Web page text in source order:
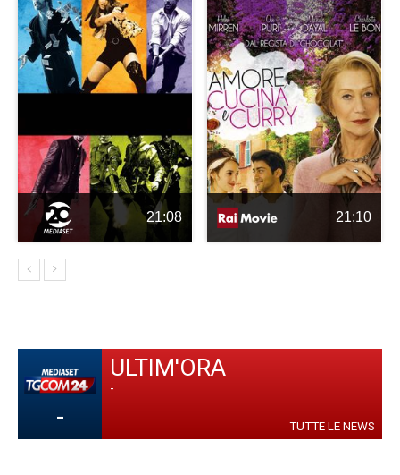
21:08 21:10
-
ULTIM'ORA
-
TUTTE LE NEWS